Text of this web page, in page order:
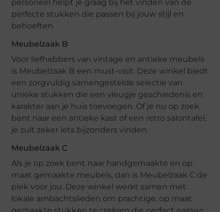
personeel helpt je graag bij het vinden van de
perfecte stukken die passen bij jouw stijl en
behoeften.
Meubelzaak B
Voor liefhebbers van vintage en antieke meubels
is Meubelzaak B een must-visit. Deze winkel biedt
een zorgvuldig samengestelde selectie van
unieke stukken die een vleugje geschiedenis en
karakter aan je huis toevoegen. Of je nu op zoek
bent naar een antieke kast of een retro salontafel,
je zult zeker iets bijzonders vinden.
Meubelzaak C
Als je op zoek bent naar handgemaakte en op
maat gemaakte meubels, dan is Meubelzaak C de
plek voor jou. Deze winkel werkt samen met
lokale ambachtslieden om prachtige, op maat